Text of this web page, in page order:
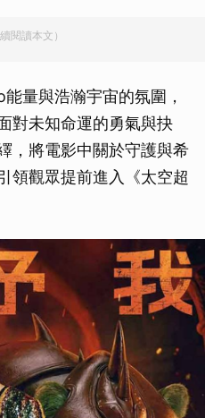
閱讀本文）
量與浩瀚宇宙的氛圍，
對未知命運的勇氣與抉
，將電影中關於守護與希
領觀眾提前進入《太空超